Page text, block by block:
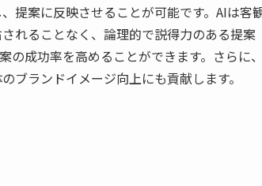
提案に反映させることが可能です。AIは客
れることなく、論理的で説得力のある提案
成功率を高めることができます。さらに、
ブランドイメージ向上にも貢献します。